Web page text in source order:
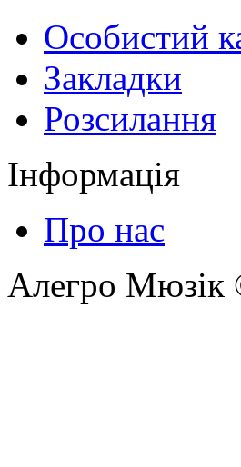
Особистий
Закладки
Розсилання
Інформація
Про нас
Алегро Мюзік